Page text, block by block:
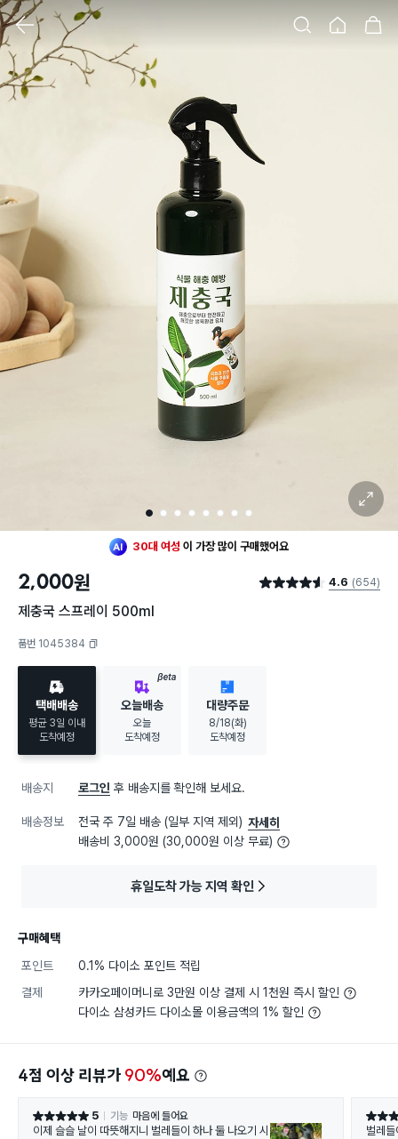
클릭 시 이미지 확대 보기 팝업 열림
1 2 3 4 5 6 7 8
확대 보기
최근 한달253명이구매했어요
구매했어요
2,000원 별점 4.6점 4.6 (654)
제충국 스프레이 500ml
품번 1045384
택배배송
평균 3일 이내
도착예정
BETA
오늘배송
오늘
도착예정
대량주문
8/18(화)
도착예정
배송지 로그인 후 배송지를 확인해 보세요.
배송정보 전국 주 7일 배송 (일부 지역 제외) 자세히
배송비 3,000원 (30,000원 이상 무료)
휴일도착 가능 지역 확인
구매혜택
포인트
0.1% 다이소 포인트 적립
결제
카카오페이머니로 3만원 이상 결제 시 1천원 즉시 할인
다이소 삼성카드 다이소몰 이용금액의 1% 할인
4점 이상 리뷰가 90%예요
별점 5점 5 기능 마음에 들어요
이제 슬슬 날이 따뜻해지니 벌레들이 하나 둘 나오기 시
별점 5
벌레